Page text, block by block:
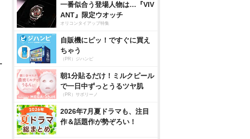
一番似合う登場人物は…『VIV
ANT』限定ウオッチ
オリコンタイアップ特集
自販機にピッ！ですぐに買え
ちゃう
（PR）ジハンピ
朝1分貼るだけ！ミルクピール
で一日中ずっとうるツヤ肌
（PR）サボリーノ
2026年7月夏ドラマも、注目
作＆話題作が勢ぞろい！